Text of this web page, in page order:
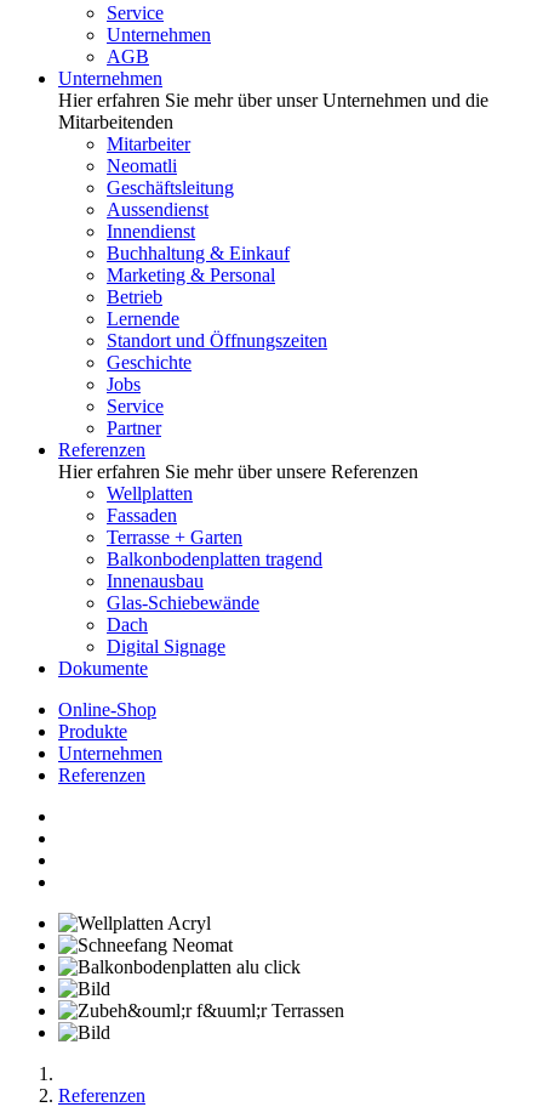
Service
Unternehmen
AGB
Unternehmen
Hier erfahren Sie mehr über unser Unternehmen und die
Mitarbeitenden
Mitarbeiter
Neomatli
Geschäftsleitung
Aussendienst
Innendienst
Buchhaltung & Einkauf
Marketing & Personal
Betrieb
Lernende
Standort und Öffnungszeiten
Geschichte
Jobs
Service
Partner
Referenzen
Hier erfahren Sie mehr über unsere Referenzen
Wellplatten
Fassaden
Terrasse + Garten
Balkonbodenplatten tragend
Innenausbau
Glas-Schiebewände
Dach
Digital Signage
Dokumente
Online-Shop
Produkte
Unternehmen
Referenzen
Referenzen